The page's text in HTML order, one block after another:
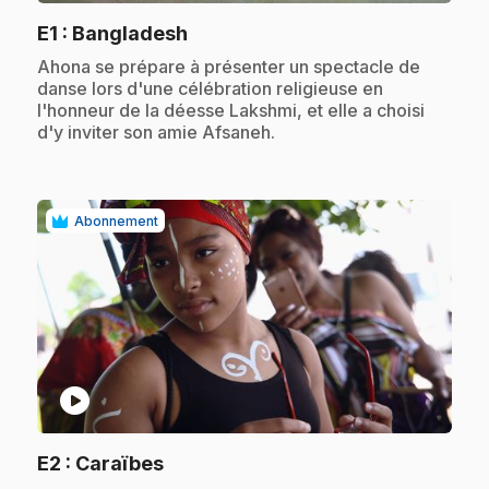
E1 : Bangladesh
.Ahona se prépare à présenter un spectacle de
danse lors d'une célébration religieuse en
l'honneur de la déesse Lakshmi, et elle a choisi
d'y inviter son amie Afsaneh.
Abonnement
play_circle
E2 : Caraïbes.